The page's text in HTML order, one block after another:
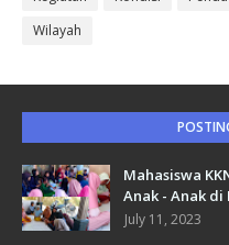
Wilayah
Mahasiswa
Anak - Anak di
July 11, 2023